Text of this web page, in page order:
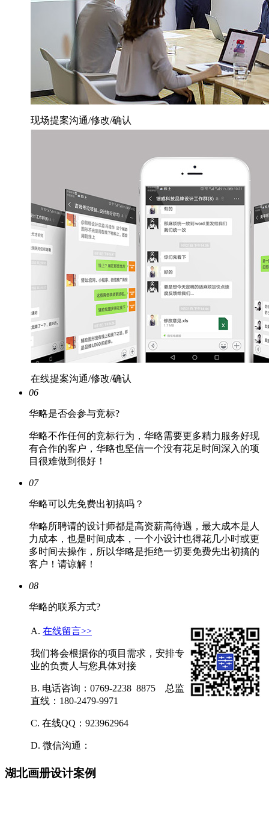
现场提案沟通/修改/确认
在线提案沟通/修改/确认
06
华略是否会参与竞标?
华略不作任何的竞标行为，华略需要更多精力服务好现
有合作的客户，华略也坚信一个没有花足时间深入的项
目很难做到很好！
07
华略可以先免费出初搞吗？
华略所聘请的设计师都是高资薪高待遇，最大成本是人
力成本，也是时间成本，一个小设计也得花几小时或更
多时间去操作，所以华略是拒绝一切要免费先出初搞的
客户！请谅解！
08
华略的联系方式?
A. 在线留言>>
我们将会根据你的项目需求，安排专
业的负责人与您具体对接
B. 电话咨询：0769-2238 8875 总监
直线：180-2479-9971
C. 在线QQ：923962964
D. 微信沟通：
湖北画册设计案例